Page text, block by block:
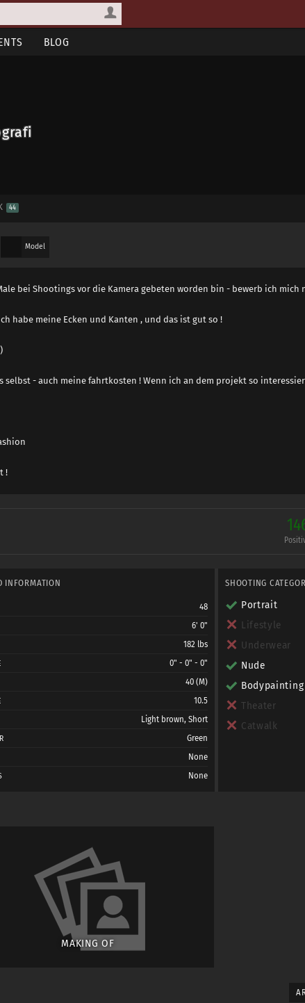
BLOG
44
Model
bei Shootings vor die Kamera gebeten worden bin - bewerb ich mich
habe meine Ecken und Kanten , und das ist gut so !
selbst - auch meine fahrtkosten ! Wenn ich an dem projekt so
!
INFORMATION
48
6' 0"
182 lbs
0" - 0" - 0"
40 (M)
10.5
Light brown, Short
Green
None
None
SHOOTING
Portrait
Lifestyle
Underwear
Nude
Bodypainting
Theater
Catwalk
MAKING OF